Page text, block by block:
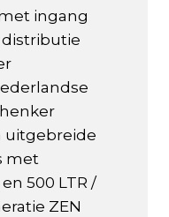
met ingang
distributie
uitgebreide
met
500 LTR /
ZEN